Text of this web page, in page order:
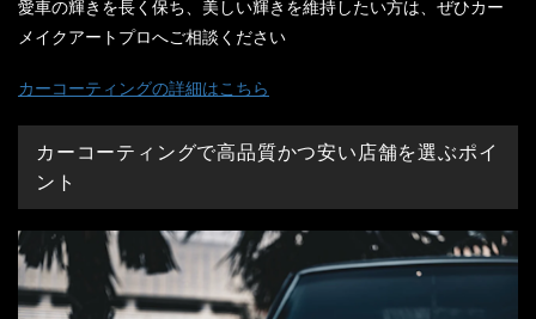
愛車の輝きを長く保ち、美しい輝きを維持したい方は、ぜひカー
メイクアートプロへご相談ください
カーコーティングの詳細はこちら
カーコーティングで高品質かつ安い店舗を選ぶポイ
ント